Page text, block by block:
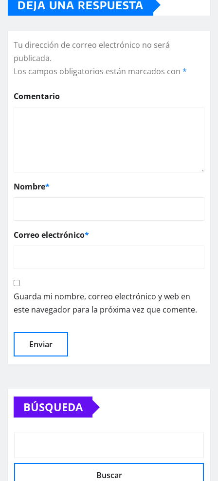
DEJA UNA RESPUESTA
Tu dirección de correo electrónico no será
publicada.
Los campos obligatorios están marcados con *
Comentario
Nombre*
Correo electrónico*
Guarda mi nombre, correo electrónico y web en
este navegador para la próxima vez que comente.
BÚSQUEDA
Buscar